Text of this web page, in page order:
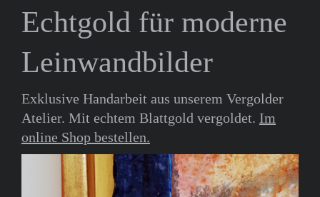
Echtgold für moderne
Leinwandbilder
Exklusive Handarbeit aus unserem Vergolder
Atelier. Mit echtem Blattgold vergoldet. Im
online Shop bestellen.